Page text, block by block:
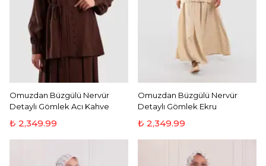
Omuzdan Büzgülü Nervür
Detaylı Gömlek Acı Kahve
₺ 2,349.99
Omuzdan Büzgülü Nervür
Detaylı Gömlek Ekru
₺ 2,349.99